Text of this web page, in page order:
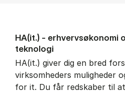
HA(it.) -
teknologi
HA(it.) giver dig en bred
virksomheders muligheder
for it. Du får redskaber til